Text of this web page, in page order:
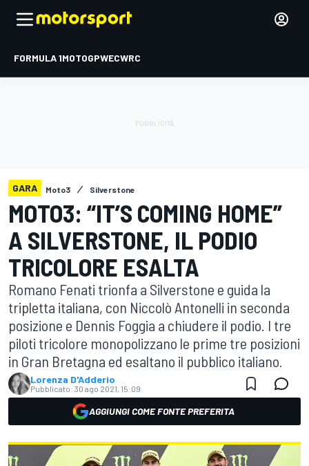
FORMULA 1MOTOGPWECWRC
GARA Moto3 Silverstone
MOTO3: “IT’S COMING HOME”
A SILVERSTONE, IL PODIO
TRICOLORE ESALTA
Romano Fenati trionfa a Silverstone e guida la
tripletta italiana, con Niccolò Antonelli in seconda
posizione e Dennis Foggia a chiudere il podio. I tre
piloti tricolore monopolizzano le prime tre posizioni
in Gran Bretagna ed esaltano il pubblico italiano.
Lorenza D'Adderio
Pubblicato: 30 ago 2021, 15:09
AGGIUNGI COME FONTE PREFERITA